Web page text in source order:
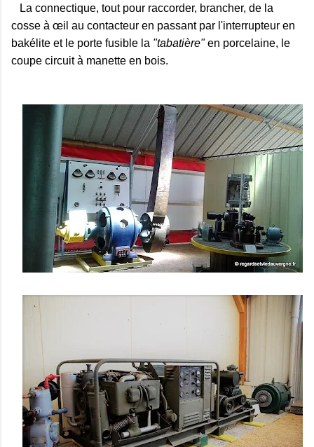
La connectique, tout pour raccorder, brancher, de la
cosse à œil au contacteur en passant par l'interrupteur en
bakélite et le porte fusible la "tabatière"en porcelaine, le
coupe circuit à manette en bois.